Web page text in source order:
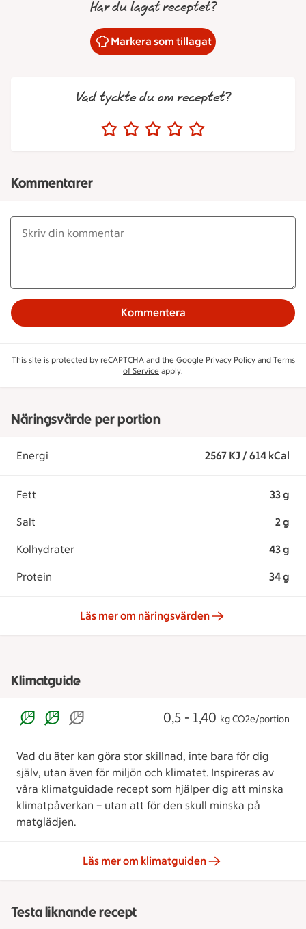
Har du lagat receptet?
Markera som tillagat
Vad tyckte du om receptet?
Kommentarer
Kommentera
This site is protected by reCAPTCHA and the Google Privacy Policyand Terms
of Service apply.
Näringsvärde per portion
Energi 2567 KJ / 614 kCal
Fett 33 g
Salt 2 g
Kolhydrater 43 g
Protein 34 g
Läs mer om näringsvärden
Klimatguide
0,5 - 1,40 kg CO2e/portion
Vad du äter kan göra stor skillnad, inte bara för dig
själv, utan även för miljön och klimatet. Inspireras av
våra klimatguidade recept som hjälper dig att minska
klimatpåverkan – utan att för den skull minska på
matglädjen.
Läs mer om klimatguiden
Testa liknande recept